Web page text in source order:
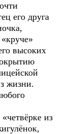
его друга
высоких
жизни.
из